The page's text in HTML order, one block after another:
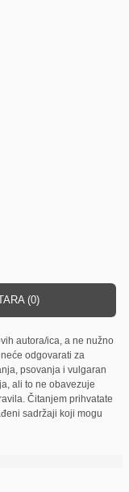
(0)
autora/ica, a ne nužno
odgovarati za
psovanja i vulgaran
ali to ne obavezuje
Čitanjem prihvatate
sadržaji koji mogu